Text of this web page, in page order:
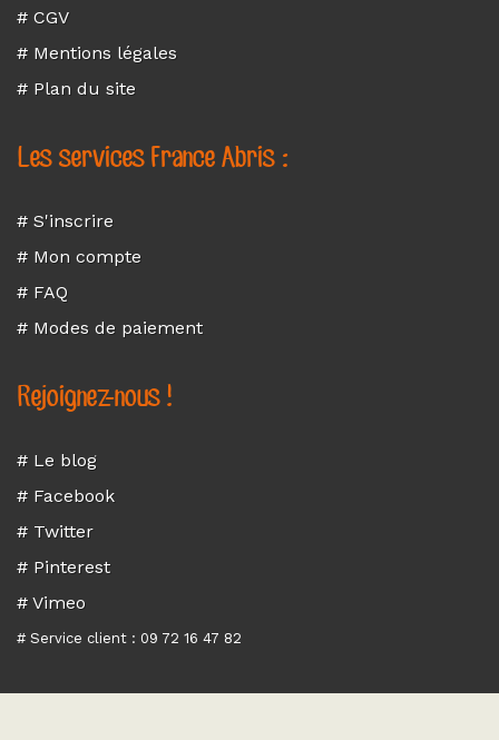
# CGV
# Mentions légales
# Plan du site
Les services France Abris :
# S'inscrire
# Mon compte
# FAQ
# Modes de paiement
Rejoignez-nous !
# Le blog
# Facebook
# Twitter
# Pinterest
# Vimeo
# Service client : 09 72 16 47 82